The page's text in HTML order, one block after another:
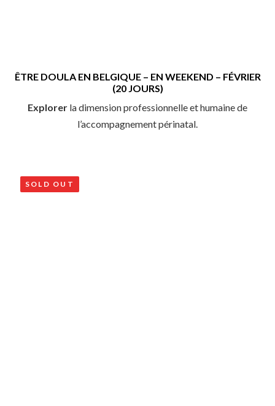
ÊTRE DOULA EN BELGIQUE – EN WEEKEND – FÉVRIER
(20 JOURS)
Explorer la dimension professionnelle et humaine de
l’accompagnement périnatal.
SOLD OUT